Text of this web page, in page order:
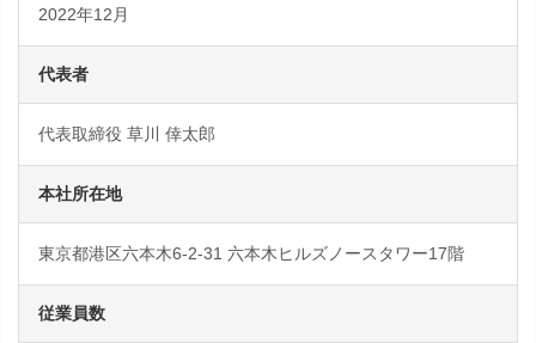
2022年12月
代表者
代表取締役 草川 倖太郎
本社所在地
東京都港区六本木6-2-31 六本木ヒルズノースタワー17階
従業員数